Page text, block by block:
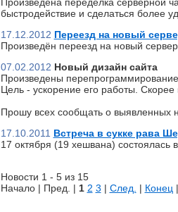
быстродействие и сделаться более
17.12.2012 Переезд на новый
Произведён переезд на новый сервер.
07.02.2012 Новый дизайн сайта
Произведены
Цель - ускорение его работы. Скорее
Прошу всех сообщать о выявленных
17.10.2011 Встреча в сукке рава
17 октября (19 хешвана) состоялась
Новости 1 - 5 из 15
Начало | Пред. | 1 2 3 | След. | Конец |